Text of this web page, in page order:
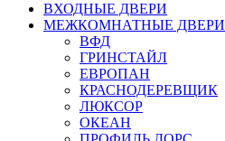
ВХОДНЫЕ ДВЕРИ
МЕЖКОМНАТНЫЕ ДВЕРИ
ВФД
ГРИНСТАЙЛ
ЕВРОПАН
КРАСНОДЕРЕВЩИК
ЛЮКСОР
ОКЕАН